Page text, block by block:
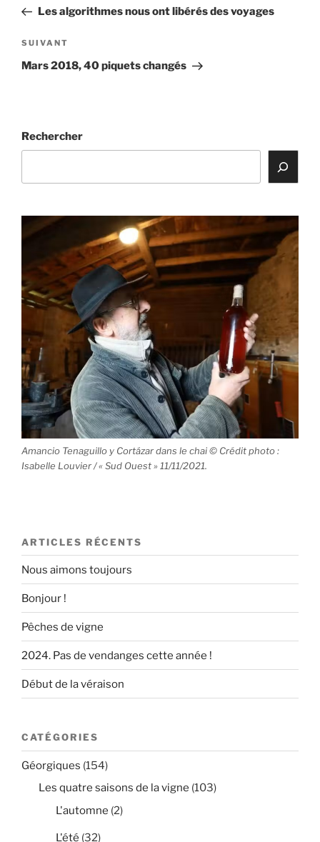
l’article
précédent
Les algorithmes nous ont libérés des voyages
Article
suivant
SUIVANT
Mars 2018, 40 piquets changés
Rechercher
Amancio Tenaguillo y Cortázar dans le chai © Crédit photo :
Isabelle Louvier / « Sud Ouest » 11/11/2021.
ARTICLES RÉCENTS
Nous aimons toujours
Bonjour !
Pêches de vigne
2024. Pas de vendanges cette année !
Début de la véraison
CATÉGORIES
Géorgiques (154)
Les quatre saisons de la vigne (103)
L'automne (2)
L'été (32)